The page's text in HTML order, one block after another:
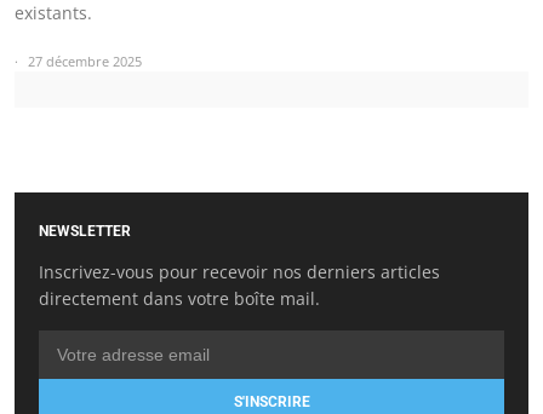
existants.
27 décembre 2025
NEWSLETTER
Inscrivez-vous pour recevoir nos derniers articles
directement dans votre boîte mail.
S'INSCRIRE